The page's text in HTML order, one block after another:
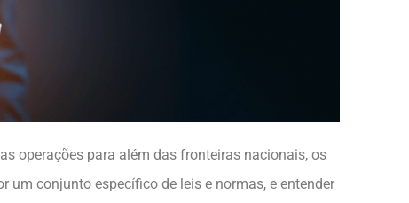
operações para além das fronteiras nacionais, os
um conjunto específico de leis e normas, e entender